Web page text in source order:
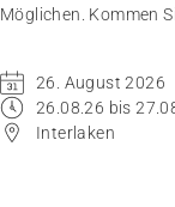
Möglichen. Kommen
26. August 2026
26.08.26 bis
Interlaken